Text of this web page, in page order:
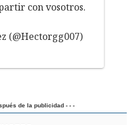
con vosotros.
(@Hectorgg007)
de la publicidad - - -